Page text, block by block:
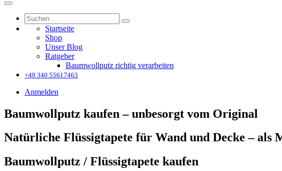
Startseite
Shop
Unser Blog
Ratgeber
Baumwollputz richtig verarbeiten
+49 340 55617463
Anmelden
Baumwollputz kaufen – unbesorgt vom Original
Natürliche Flüssigtapete für Wand und Decke –
Baumwollputz / Flüssigtapete kaufen